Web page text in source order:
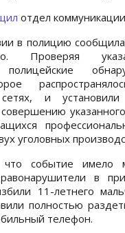
отдел
в полицию
Проверяя
и
уголовных
что событие
в
11-летнего
полностью
телефон.